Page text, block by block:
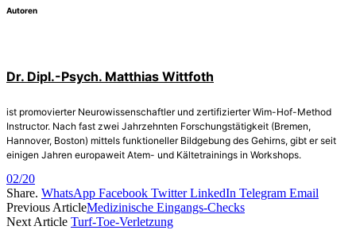
Autoren
Dr. Dipl.-Psych. Matthias Wittfoth
ist promovierter Neurowissenschaftler und zertifizierter Wim-Hof-Method
Instructor. Nach fast zwei Jahrzehnten Forschungstätigkeit (Bremen,
Hannover, Boston) mittels funktioneller Bildgebung des Gehirns, gibt er seit
einigen Jahren europaweit Atem- und Kältetrainings in Workshops.
02/20
Share. WhatsApp Facebook Twitter LinkedIn Telegram Email
Previous ArticleMedizinische Eingangs-Checks
Next Article Turf-Toe-Verletzung